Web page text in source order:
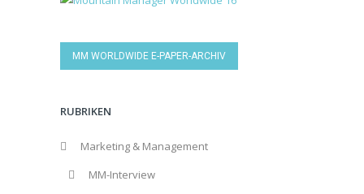
MM WORLDWIDE E-PAPER-ARCHIV
RUBRIKEN
Marketing & Management
MM-Interview